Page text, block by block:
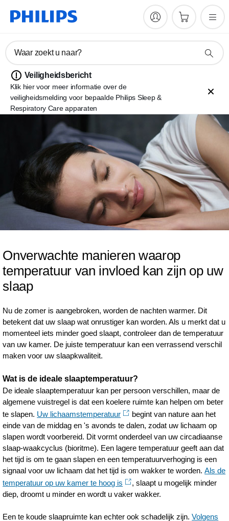
Waar zoekt u naar?
Veiligheidsbericht
Klik hier voor meer informatie over de
veiligheidsmelding voor bepaalde Philips Sleep &
Respiratory Care apparaten
Onverwachte manieren waarop
temperatuur van invloed kan zijn op uw
slaap
Nu de zomer is aangebroken, worden de nachten warmer. Dit
betekent dat uw slaap wat onrustiger kan worden. Als u merkt dat u
momenteel iets minder goed slaapt, controleer dan de temperatuur
van uw kamer. De juiste temperatuur kan een verrassend verschil
maken voor uw slaapkwaliteit.
Wat is de ideale slaaptemperatuur?
De ideale slaaptemperatuur kan per persoon verschillen, maar de
algemene vuistregel is dat een koelere ruimte kan helpen om beter
te slapen. Uw lichaamstemperatuur
begint van nature aan het
einde van de middag en 's avonds te dalen, zodat uw lichaam op
slapen wordt voorbereid. Dit vormt onderdeel van uw circadiaanse
slaap-waakcyclus (bioritme). Een lagere temperatuur geeft aan dat
het tijd is om te gaan slapen en een temperatuurverhoging is een
signaal voor uw lichaam dat het tijd is om wakker te worden.Als de
temperatuur op uw kamer te hoog is
, slaapt u mogelijk minder
diep, droomt u minder en wordt u vaker wakker.
Een te koude slaapruimte kan echter ook schadelijk zijn.Volgens